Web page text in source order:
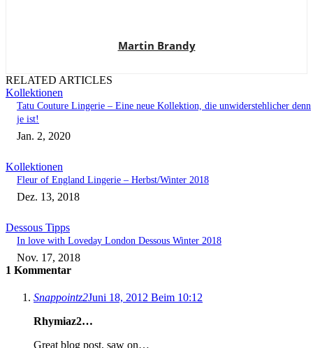
Martin Brandy
RELATED ARTICLES
Kollektionen
Tatu Couture Lingerie – Eine neue Kollektion, die unwiderstehlicher denn
je ist!
Jan. 2, 2020
Kollektionen
Fleur of England Lingerie – Herbst/Winter 2018
Dez. 13, 2018
Dessous Tipps
In love with Loveday London Dessous Winter 2018
Nov. 17, 2018
1 Kommentar
Snappointz2Juni 18, 2012 Beim 10:12
Rhymiaz2…
Great blog post, saw on…